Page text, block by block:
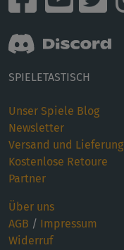
SPIELETASTISCH
Unser Spiele Blog
Newsletter
Versand und Lieferung
Kostenlose Retoure
Partner
Über uns
AGB / Impressum
Widerruf